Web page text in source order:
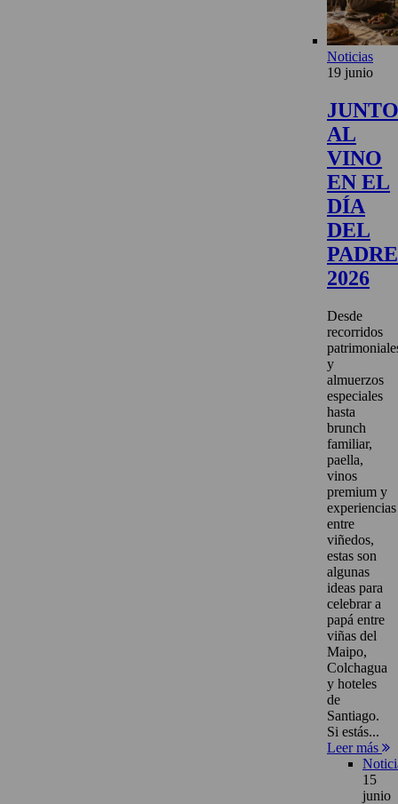
Noticias
19 junio
JUNTO
AL
VINO
EN EL
DÍA
DEL
PADRE
2026
Desde
recorridos
y
almuerzos
especiales
hasta
brunch
familiar,
paella,
vinos
premium y
experiencias
entre
viñedos,
estas son
algunas
ideas para
celebrar a
papá entre
viñas del
Maipo,
Colchagua
y hoteles
de
Santiago.
Si estás...
Leer más
15
junio